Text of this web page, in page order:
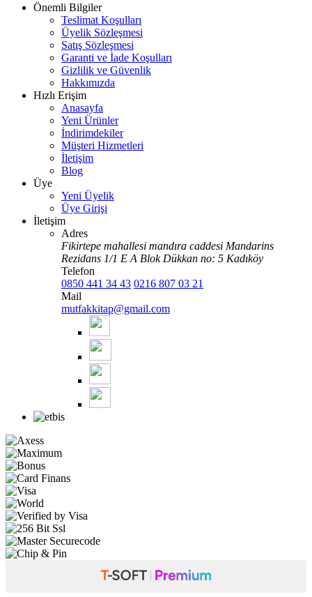
Önemli Bilgiler
Teslimat Koşulları
Üyelik Sözleşmesi
Satış Sözleşmesi
Garanti ve İade Koşulları
Gizlilik ve Güvenlik
Hakkımızda
Hızlı Erişim
Anasayfa
Yeni Ürünler
İndirimdekiler
Müşteri Hizmetleri
İletişim
Blog
Üye
Yeni Üyelik
Üye Girişi
İletişim
Adres
Fikirtepe mahallesi mandıra caddesi Mandarins
Rezidans 1/1 E A Blok Dükkan no: 5 Kadıköy
Telefon
0850 441 34 43 0216 807 03 21
Mail
mutfakkitap@gmail.com